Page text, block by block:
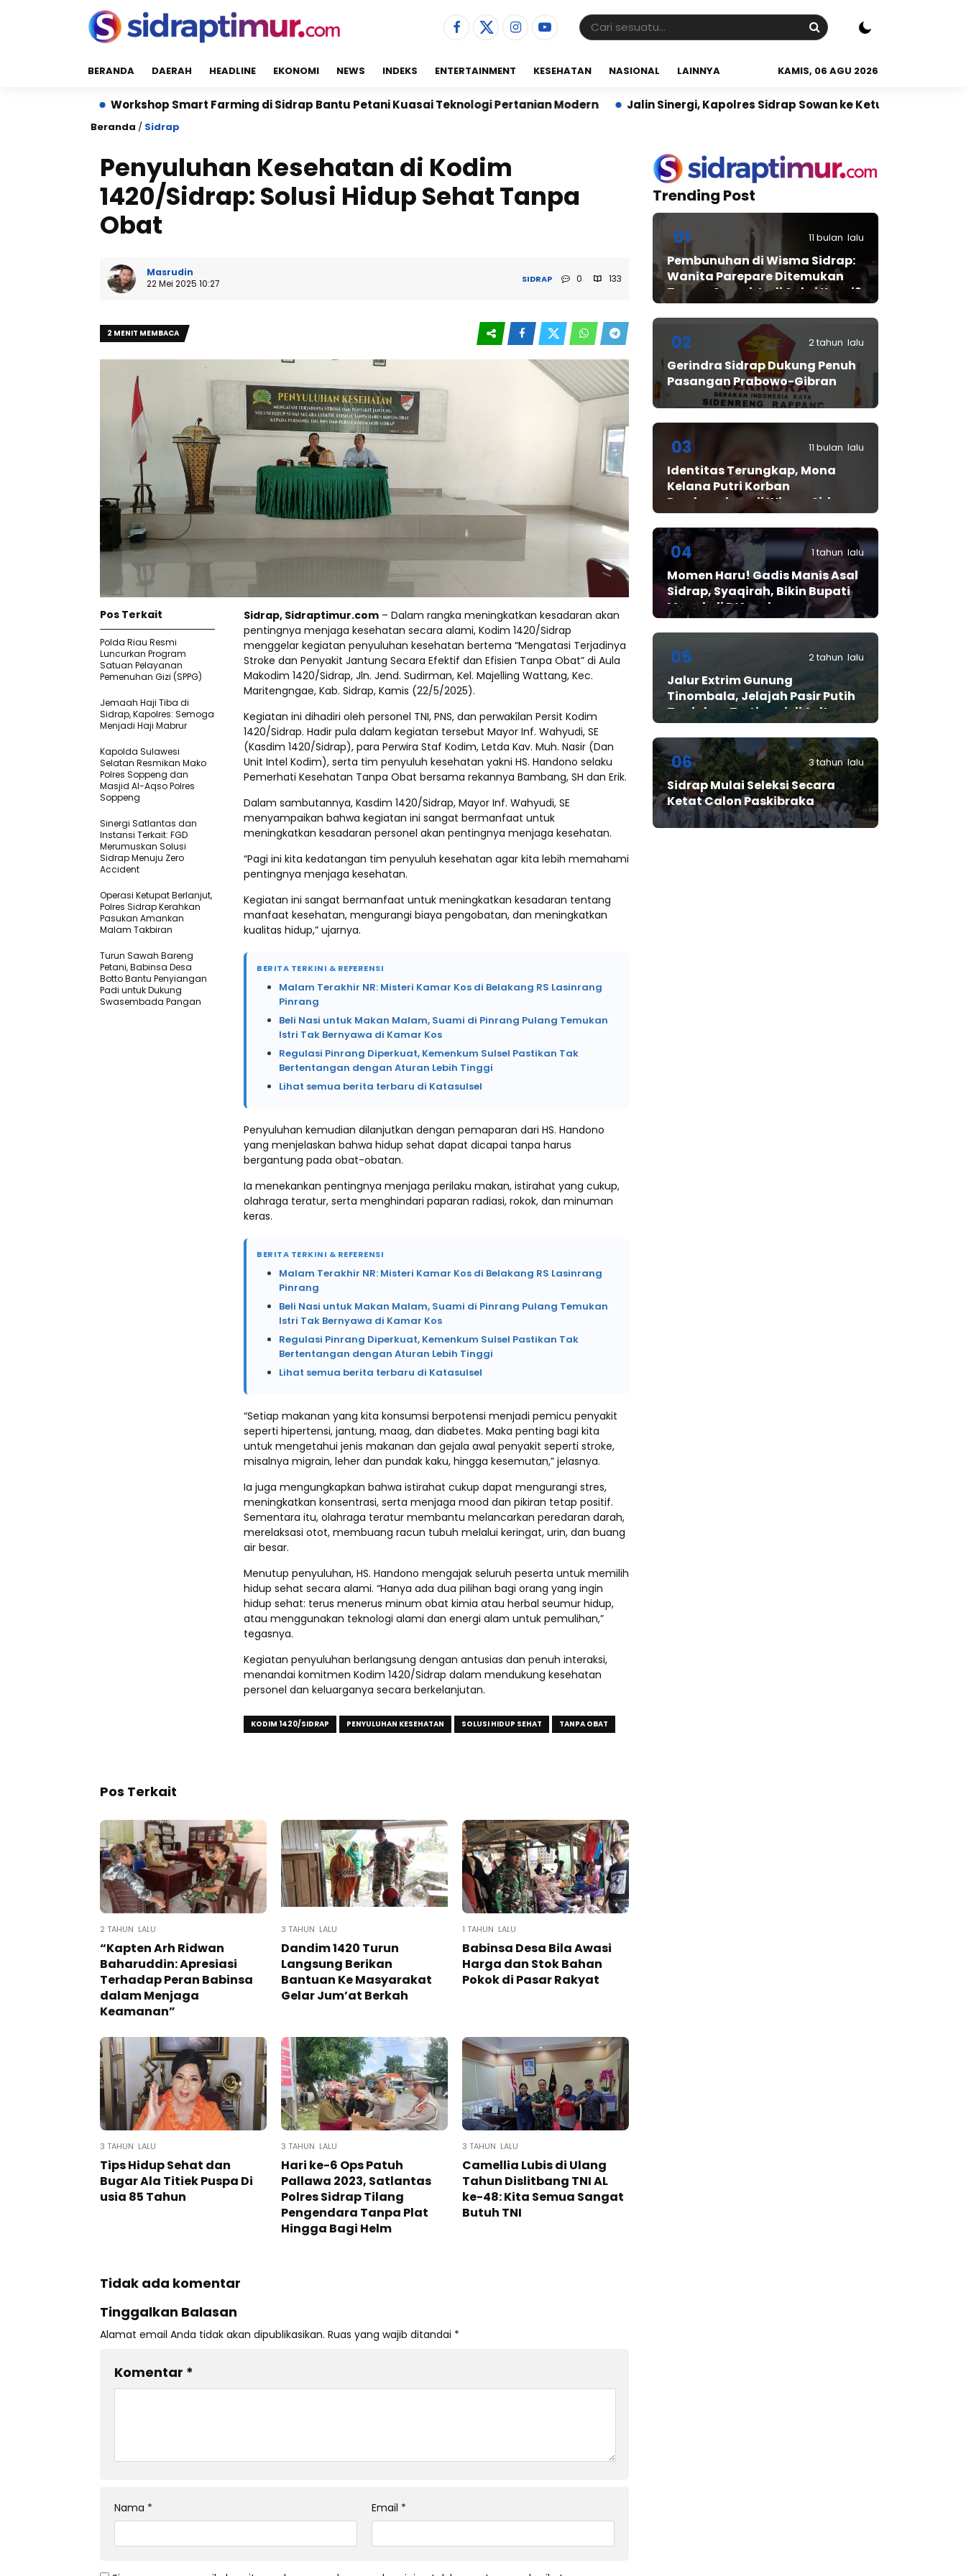
BERANDA DAERAH HEADLINE EKONOMI NEWS INDEKS ENTERTAINMENT KESEHATAN NASIONAL LAINNYA KAMIS, 06 AGU 2026
Workshop Smart Farming di Sidrap Bantu Petani Kuasai Teknologi Pertanian Modern Jalin Sinergi, Kapolres Sidrap Sowan ke Ketua NU Sidrap
Beranda / Sidrap
Penyuluhan Kesehatan di Kodim
1420/Sidrap: Solusi Hidup Sehat Tanpa
Obat
Masrudin
22 Mei 2025 10:27
SIDRAP 0 133
2 MENIT MEMBACA
Sidrap, Sidraptimur.com – Dalam rangka meningkatkan kesadaran akan
pentingnya menjaga kesehatan secara alami, Kodim 1420/Sidrap
menggelar kegiatan penyuluhan kesehatan bertema “Mengatasi Terjadinya
Stroke dan Penyakit Jantung Secara Efektif dan Efisien Tanpa Obat” di Aula
Makodim 1420/Sidrap, Jln. Jend. Sudirman, Kel. Majelling Wattang, Kec.
Maritengngae, Kab. Sidrap, Kamis (22/5/2025).
Kegiatan ini dihadiri oleh personel TNI, PNS, dan perwakilan Persit Kodim
1420/Sidrap. Hadir pula dalam kegiatan tersebut Mayor Inf. Wahyudi, SE
(Kasdim 1420/Sidrap), para Perwira Staf Kodim, Letda Kav. Muh. Nasir (Dan
Unit Intel Kodim), serta tim penyuluh kesehatan yakni HS. Handono selaku
Pemerhati Kesehatan Tanpa Obat bersama rekannya Bambang, SH dan Erik.
Dalam sambutannya, Kasdim 1420/Sidrap, Mayor Inf. Wahyudi, SE
menyampaikan bahwa kegiatan ini sangat bermanfaat untuk
meningkatkan kesadaran personel akan pentingnya menjaga kesehatan.
“Pagi ini kita kedatangan tim penyuluh kesehatan agar kita lebih memahami
pentingnya menjaga kesehatan.
Kegiatan ini sangat bermanfaat untuk meningkatkan kesadaran tentang
manfaat kesehatan, mengurangi biaya pengobatan, dan meningkatkan
kualitas hidup,” ujarnya.
BERITA TERKINI & REFERENSI
Malam Terakhir NR: Misteri Kamar Kos di Belakang RS Lasinrang
Pinrang
Beli Nasi untuk Makan Malam, Suami di Pinrang Pulang Temukan
Istri Tak Bernyawa di Kamar Kos
Regulasi Pinrang Diperkuat, Kemenkum Sulsel Pastikan Tak
Bertentangan dengan Aturan Lebih Tinggi
Lihat semua berita terbaru di Katasulsel
Penyuluhan kemudian dilanjutkan dengan pemaparan dari HS. Handono
yang menjelaskan bahwa hidup sehat dapat dicapai tanpa harus
bergantung pada obat-obatan.
Ia menekankan pentingnya menjaga perilaku makan, istirahat yang cukup,
olahraga teratur, serta menghindari paparan radiasi, rokok, dan minuman
keras.
BERITA TERKINI & REFERENSI
Malam Terakhir NR: Misteri Kamar Kos di Belakang RS Lasinrang
Pinrang
Beli Nasi untuk Makan Malam, Suami di Pinrang Pulang Temukan
Istri Tak Bernyawa di Kamar Kos
Regulasi Pinrang Diperkuat, Kemenkum Sulsel Pastikan Tak
Bertentangan dengan Aturan Lebih Tinggi
Lihat semua berita terbaru di Katasulsel
“Setiap makanan yang kita konsumsi berpotensi menjadi pemicu penyakit
seperti hipertensi, jantung, maag, dan diabetes. Maka penting bagi kita
untuk mengetahui jenis makanan dan gejala awal penyakit seperti stroke,
misalnya migrain, leher dan pundak kaku, hingga kesemutan,” jelasnya.
Ia juga mengungkapkan bahwa istirahat cukup dapat mengurangi stres,
meningkatkan konsentrasi, serta menjaga mood dan pikiran tetap positif.
Sementara itu, olahraga teratur membantu melancarkan peredaran darah,
merelaksasi otot, membuang racun tubuh melalui keringat, urin, dan buang
air besar.
Menutup penyuluhan, HS. Handono mengajak seluruh peserta untuk memilih
hidup sehat secara alami. “Hanya ada dua pilihan bagi orang yang ingin
hidup sehat: terus menerus minum obat kimia atau herbal seumur hidup,
atau menggunakan teknologi alami dan energi alam untuk pemulihan,”
tegasnya.
Kegiatan penyuluhan berlangsung dengan antusias dan penuh interaksi,
menandai komitmen Kodim 1420/Sidrap dalam mendukung kesehatan
personel dan keluarganya secara berkelanjutan.
KODIM 1420/SIDRAP PENYULUHAN KESEHATAN SOLUSI HIDUP SEHAT TANPA OBAT
Pos Terkait
Polda Riau Resmi
Luncurkan Program
Satuan Pelayanan
Pemenuhan Gizi (SPPG)
Jemaah Haji Tiba di
Sidrap, Kapolres: Semoga
Menjadi Haji Mabrur
Kapolda Sulawesi
Selatan Resmikan Mako
Polres Soppeng dan
Masjid Al-Aqso Polres
Soppeng
Sinergi Satlantas dan
Instansi Terkait: FGD
Merumuskan Solusi
Sidrap Menuju Zero
Accident
Operasi Ketupat Berlanjut,
Polres Sidrap Kerahkan
Pasukan Amankan
Malam Takbiran
Turun Sawah Bareng
Petani, Babinsa Desa
Botto Bantu Penyiangan
Padi untuk Dukung
Swasembada Pangan
Pos Terkait
2 TAHUN LALU
“Kapten Arh Ridwan
Baharuddin: Apresiasi
Terhadap Peran Babinsa
dalam Menjaga
Keamanan”
3 TAHUN LALU
Dandim 1420 Turun
Langsung Berikan
Bantuan Ke Masyarakat
Gelar Jum’at Berkah
1 TAHUN LALU
Babinsa Desa Bila Awasi
Harga dan Stok Bahan
Pokok di Pasar Rakyat
3 TAHUN LALU
Tips Hidup Sehat dan
Bugar Ala Titiek Puspa Di
usia 85 Tahun
3 TAHUN LALU
Hari ke-6 Ops Patuh
Pallawa 2023, Satlantas
Polres Sidrap Tilang
Pengendara Tanpa Plat
Hingga Bagi Helm
3 TAHUN LALU
Camellia Lubis di Ulang
Tahun Dislitbang TNI AL
ke-48: Kita Semua Sangat
Butuh TNI
Tidak ada komentar
Tinggalkan Balasan
Alamat email Anda tidak akan dipublikasikan. Ruas yang wajib ditandai *
Komentar *
Nama * Email *
Trending Post
01 11 bulan lalu
Pembunuhan di Wisma Sidrap:
Wanita Parepare Ditemukan
Tewas, Suami Jadi Saksi Kunci?
02 2 tahun lalu
Gerindra Sidrap Dukung Penuh
Pasangan Prabowo-Gibran
03 11 bulan lalu
Identitas Terungkap, Mona
Kelana Putri Korban
Pembunuhan di Wisma Sidrap
04 1 tahun lalu
Momen Haru! Gadis Manis Asal
Sidrap, Syaqirah, Bikin Bupati
Mewek di D’Academy​
05 2 tahun lalu
Jalur Extrim Gunung
Tinombala, Jelajah Pasir Putih
Tanjakan Tertinggi di Sulteng
06 3 tahun lalu
Sidrap Mulai Seleksi Secara
Ketat Calon Paskibraka